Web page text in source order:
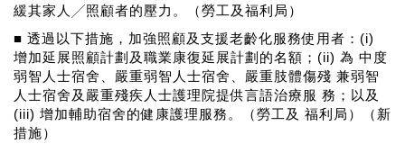
緩其家人╱照顧者的壓力。（勞工及福利局）
■ 透過以下措施，加強照顧及支援老齡化服務使用者：(i)
增加延展照顧計劃及職業康復延展計劃的名額；(ii) 為 中度
弱智人士宿舍、嚴重弱智人士宿舍、嚴重肢體傷殘 兼弱智
人士宿舍及嚴重殘疾人士護理院提供言語治療服 務；以及
(iii) 增加輔助宿舍的健康護理服務。（勞工及 福利局）（新
措施）